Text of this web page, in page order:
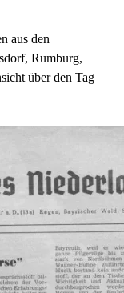
aus den
Rumburg,
über den Tag